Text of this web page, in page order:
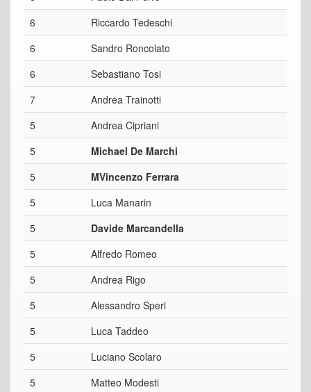
6
Riccardo Tedeschi
6
Sandro Roncolato
6
Sebastiano Tosi
7
Andrea Trainotti
5
Andrea Cipriani
5
Michael De Marchi
5
MVincenzo Ferrara
5
Luca Manarin
5
Davide Marcandella
5
Alfredo Romeo
5
Andrea Rigo
5
Alessandro Speri
5
Luca Taddeo
5
Luciano Scolaro
5
Matteo Modesti